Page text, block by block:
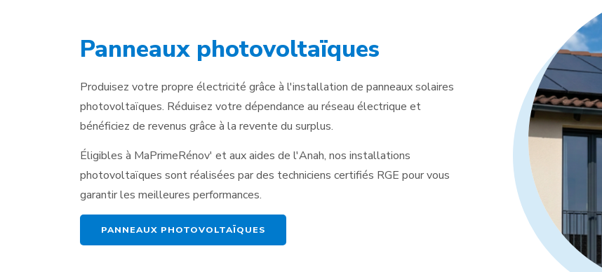
Panneaux photovoltaïques
Produisez votre propre électricité grâce à l'installation de panneaux solaires
photovoltaïques. Réduisez votre dépendance au réseau électrique et
bénéficiez de revenus grâce à la revente du surplus.
Éligibles à MaPrimeRénov' et aux aides de l'Anah, nos installations
photovoltaïques sont réalisées par des techniciens certifiés RGE pour vous
garantir les meilleures performances.
PANNEAUX PHOTOVOLTAÏQUES